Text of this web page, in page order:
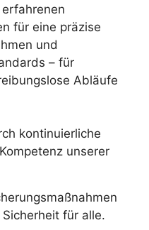
für eine präzise
und
– für
Abläufe
kontinuierliche
unserer
für alle.